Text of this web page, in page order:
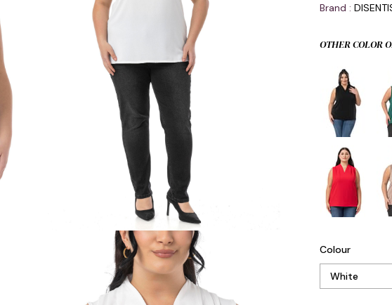
Brand :
OTHER COLOR
Colour